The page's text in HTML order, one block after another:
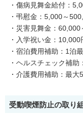
・傷病見舞金給付：
・弔慰金：5,000～
・災害見舞金：
・入学祝い金：10,000
・宿泊費用補助：1泊
・ヘルスチェック補
・介護費用補助：最
受動喫煙防止の取り